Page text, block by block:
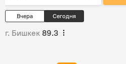
Вчера Сегодня
г. Бишкек 89.3